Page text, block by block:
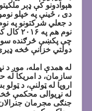
هېوادونو کې ډېر
دی ، ځینې په خپلو
د جعلي شرکتونو په
نوم هم
چې پکښې څرګنده سوې
دولتي خزانې څخه
له همدې امله، موږ د
سازمان، د امریکا له
اروپا له ټولنې، د
له نړيوالی محکمې
جنګی مجرمان جنرالان